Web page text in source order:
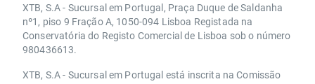
XTB, S.A - Sucursal em Portugal, Praça Duque de Saldanha
nº1, piso 9 Fração A, 1050-094 Lisboa Registada na
Conservatória do Registo Comercial de Lisboa sob o número
980436613.
XTB, S.A - Sucursal em Portugal está inscrita na Comissão